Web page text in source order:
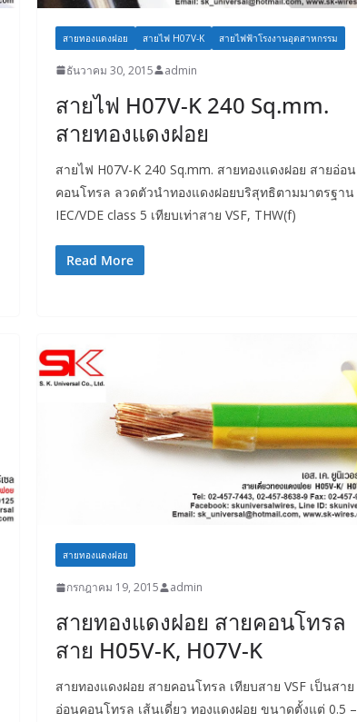
สายทองแดงฝอย สายไฟ H07V-K สายไฟฟ้าโรงงานอุตสาหกรรม
ธันวาคม 30, 2015 admin
สายไฟ H07V-K 240 Sq.mm.
สายทองแดงฝอย
สายไฟ H07V-K 240 Sq.mm. สายทองแดงฝอย สายอ่อน
คอนโทรล ลวดตัวนำทองแดงฝอยบริสุทธิตามมาตรฐาน
IEC/VDE class 5 เทียบเท่าสาย VSF, THW(f)
Read More
สายทองแดงฝอย
กรกฎาคม 19, 2015 admin
สายทองแดงฝอย สายคอนโทรล
สาย H05V-K, H07V-K
สายทองแดงฝอย สายคอนโทรล เทียบสาย VSF เป็นสาย
อ่อนคอนโทรล เส้นเดี่ยว ทองแดงฝอย ขนาดตั้งแต่ 0.5 –